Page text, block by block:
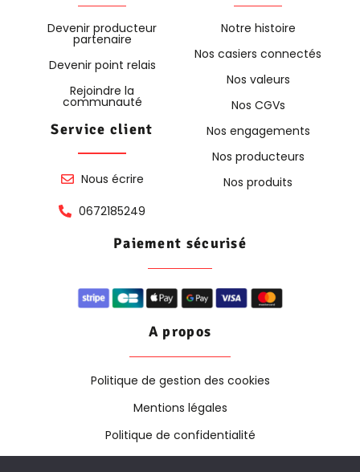
Devenir producteur
partenaire
Devenir point relais
Rejoindre la
communauté
Service client
Nous écrire
0672185249
Notre histoire
Nos casiers connectés
Nos valeurs
Nos CGVs
Nos engagements
Nos producteurs
Nos produits
Paiement sécurisé
A propos
Politique de gestion des cookies
Mentions légales
Politique de confidentialité